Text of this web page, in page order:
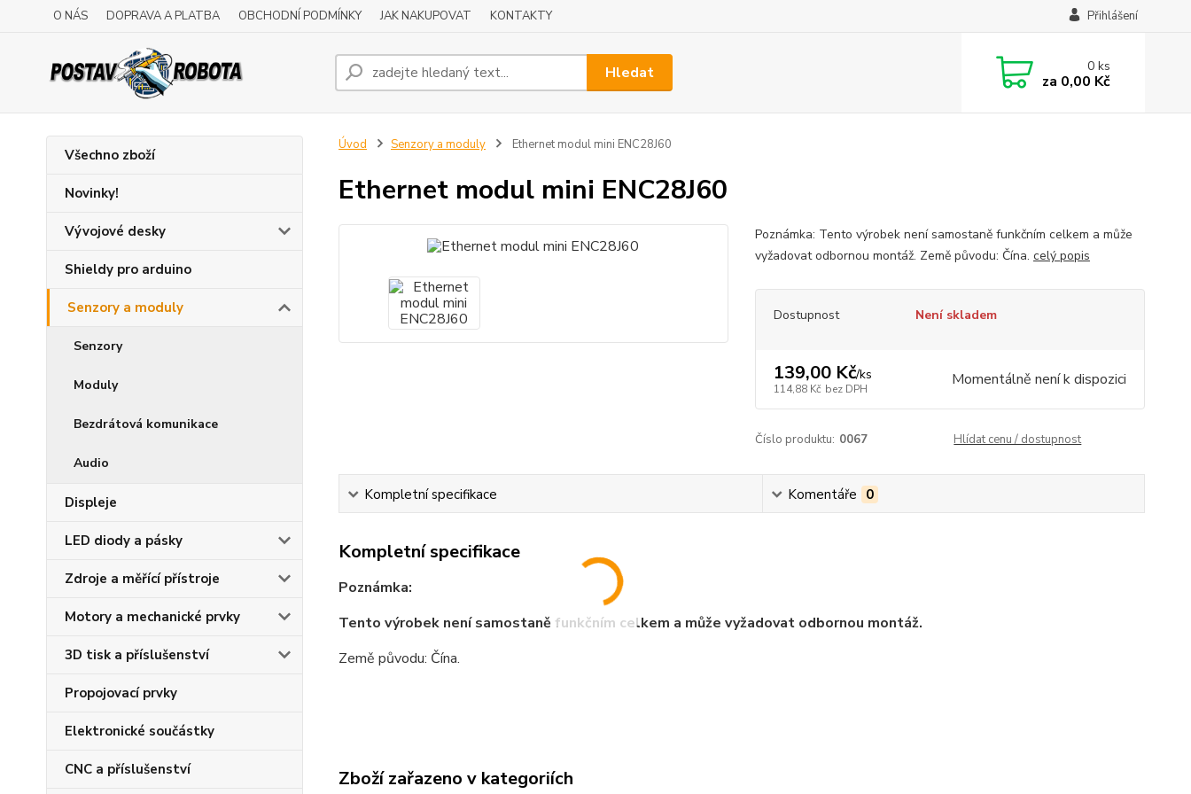
O NÁS DOPRAVA A PLATBA OBCHODNÍ PODMÍNKY JAK NAKUPOVAT KONTAKTY Přihlášení
Hledat 0ks
za 0,00 Kč
Všechno zboží
Novinky!
Vývojové desky
Shieldy pro arduino
Senzory a moduly
Senzory
Moduly
Bezdrátová komunikace
Audio
Displeje
LED diody a pásky
Zdroje a měřící přístroje
Motory a mechanické prvky
3D tisk a příslušenství
Propojovací prvky
Elektronické součástky
CNC a příslušenství
Úvod Senzory a moduly Ethernet modul mini ENC28J60
Ethernet modul mini ENC28J60
Poznámka: Tento výrobek není samostaně funkčním celkem a může
vyžadovat odbornou montáž. Země původu: Čína. celý popis
Dostupnost Není skladem
139,00 Kč/ks
114,88 Kč bez DPH Momentálně není k dispozici
Číslo produktu: 0067 Hlídat cenu / dostupnost
Kompletní specifikace Komentáře 0
Kompletní specifikace
Poznámka:
Tento výrobek není samostaně funkčním celkem a může vyžadovat odbornou montáž.
Země původu: Čína.
Zboží zařazeno v kategoriích